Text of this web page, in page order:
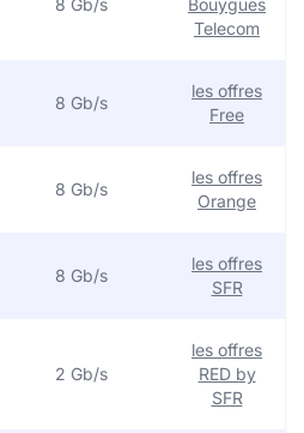
8 Gb/s
Bouygues
Telecom
8 Gb/s
les offres
Free
8 Gb/s
les offres
Orange
8 Gb/s
les offres
SFR
2 Gb/s
les offres
RED by
SFR